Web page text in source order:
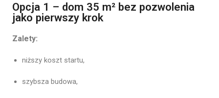
Opcja 1 – dom 35 m² bez pozwolenia
jako pierwszy krok
Zalety:
niższy koszt startu,
szybsza budowa,